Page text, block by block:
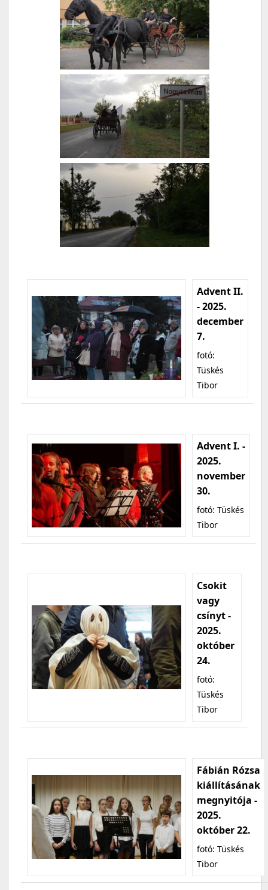
Advent II.
- 2025.
december
7.
fotó:
Tüskés
Tibor
Advent I. -
2025.
november
30.
fotó: Tüskés
Tibor
Csokit
vagy
csínyt -
2025.
október
24.
fotó:
Tüskés
Tibor
Fábián Rózsa
kiállításának
megnyitója -
2025.
október 22.
fotó: Tüskés
Tibor